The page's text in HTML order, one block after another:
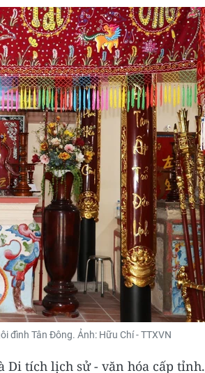
đình Tân Đông. Ảnh: Hữu Chí - TTXVN
Di tích lịch sử - văn hóa cấp tỉnh.